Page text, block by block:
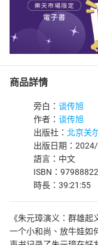
商品詳情
旁白： 谈传旭
作者： 谈传旭
出版社： 北京关
出版日期：
語言：中文
ISBN：
時長：39:21:55
《朱元璋演义：群雄
一个小和尚、放牛娃如